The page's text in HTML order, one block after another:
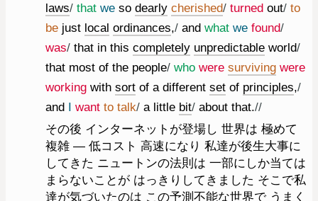
laws/ that we so dearly cherished/ turned out/ to
be just local ordinances,/ and what we found/
was/ that in this completely unpredictable world/
that most of the people/ who were surviving were
working with sort of a different set of principles,/
and I want to talk/ a little bit/ about that.//
その後 インターネットが登場し 世界は 極めて
複雑 ― 低コスト 高速になり 私達が後生大事に
してきた ニュートンの法則は 一部にしか当ては
まらないことが はっきりしてきました そこで私
達が気づいたのは この予測不能な世界で うまく